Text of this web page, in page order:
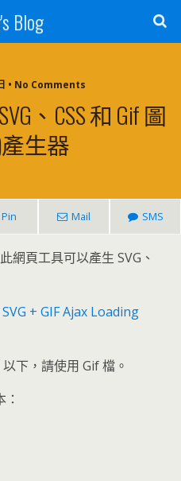
Blog
• No Comments
、CSS 和 Gif 圖
產生器
Pin Mail SMS
網頁工具可以產生 SVG、
+ GIF Ajax Loading
下，請使用 Gif 檔。